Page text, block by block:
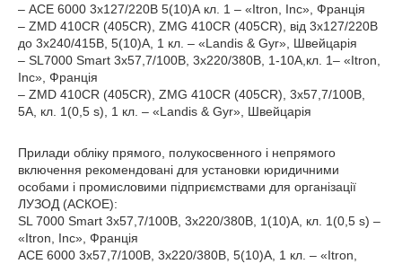
– АСЕ 6000 3х127/220В 5(10)А кл. 1 – «Itron, Inc», Франція
– ZMD 410CR (405CR), ZMG 410CR (405CR), від 3х127/220В
до 3х240/415В, 5(10)А, 1 кл. – «Landis & Gyr», Швейцарія
– SL7000 Smart 3х57,7/100В, 3х220/380В, 1-10А,кл. 1– «Itron,
Inc», Франція
– ZMD 410CR (405CR), ZMG 410CR (405CR), 3х57,7/100В,
5А, кл. 1(0,5 s), 1 кл. – «Landis & Gyr», Швейцарія
Прилади обліку прямого, полукосвенного і непрямого
включення рекомендовані для установки юридичними
особами і промисловими підприємствами для організації
ЛУЗОД (АСКОЕ):
SL 7000 Smart 3х57,7/100В, 3х220/380В, 1(10)А, кл. 1(0,5 s) –
«Itron, Inc», Франція
ACE 6000 3х57,7/100В, 3х220/380В, 5(10)А, 1 кл. – «Itron,